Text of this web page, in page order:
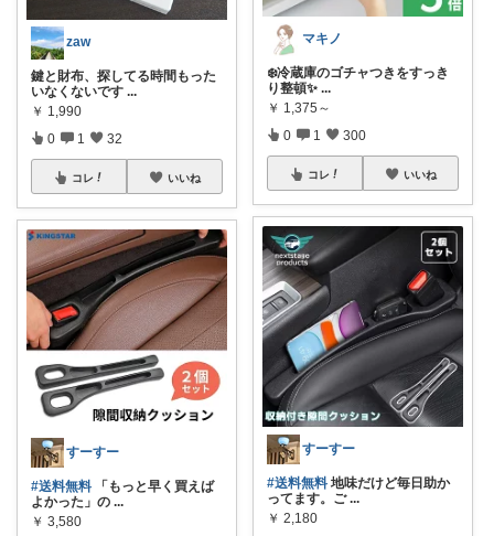
zaw
鍵と財布、探してる時間もった
いなくないです ...
￥ 1,990
0 1 32
コレ いいね
すーすー
#送料無料 「もっと早く買えば
よかった」の ...
￥ 3,580
マキノ
❄️冷蔵庫のゴチャつきをすっき
り整頓✨ ...
￥ 1,375～
0 1 300
コレ いいね
すーすー
#送料無料 地味だけど毎日助か
ってます。ご ...
￥ 2,180